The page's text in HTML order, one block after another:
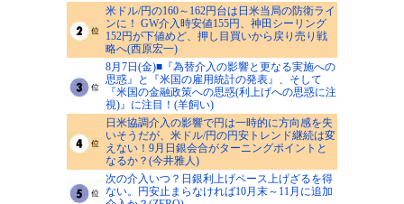
米ドル/円の160～162円台は日米当局の防衛ライ
ンに！ GW介入時安値155円、神田シーリング
152円が下値めど、押し目買いから戻り売り戦
略へ(西原宏一)
8月7日(金)■『為替介入の影響と更なる実施への
思惑』と『米国の雇用統計の発表』、そして
『米国の金融政策への思惑(利上げへの思惑に注
視)』に注目！(羊飼い)
日米協調介入の影響で円は一時的に方向感を失
いそうだが、米ドル/円の円安トレンド継続は変
えない！9月日銀会合がターニングポイントと
なるか？(今井雅人)
次の介入いつ？日銀利上げペース上げざるを得
ない。円安止まらなければ10月末～11月に追加